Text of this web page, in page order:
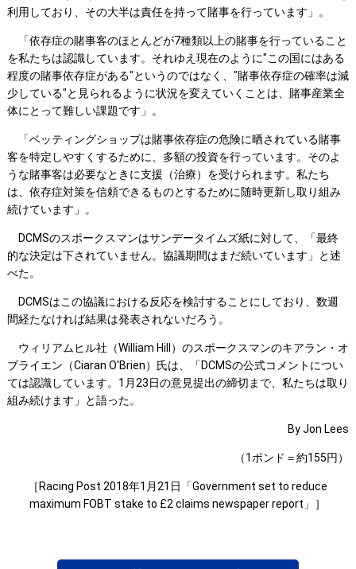
利用しており、その大半は責任を持って賭事を行っています」。
「依存症の賭事客のほとんどが7種類以上の賭事を行っていること
を私たちは認識しています。それゆえ現在のように"この国にはある
程度の賭事依存症がある"というのではなく、"賭事依存症の確率は減
少している"と見られるように状況を変えていくことは、賭事産業全
体にとって難しい課題です」。
「ベッティングショップは賭事依存症の危険に晒されている賭事
客を特定しやすくするために、多額の投資を行っています。そのよ
うな賭事客は必要なときに支援（治療）を受けられます。私たち
は、依存症対策を信頼できるものとするために随時更新し取り組み
続けています」。
DCMSのスポークスマンはサンデータイムズ紙に対して、「最終
的な決定は下されていません。協議期間はまだ続いています」と述
べた。
DCMSはこの協議における反応を検討することにしており、数週
間経たなければ結果は発表されないだろう。
ウィリアムヒル社（William Hill）のスポークスマンのキアラン・オ
ブライエン（Ciaran O'Brien）氏は、「DCMSの公式コメントについ
ては認識しています。1月23日の意見提出の締切まで、私たちは取り
組み続けます」と語った。
By Jon Lees
（1ポンド＝約155円）
［Racing Post 2018年1月21日「Government set to reduce
maximum FOBT stake to £2 claims newspaper report」］